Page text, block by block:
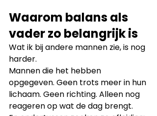
Waarom balans als
vader zo belangrijk is
Wat ik bij andere mannen zie, is nog
harder.
Mannen die het hebben
opgegeven. Geen trots meer in hun
lichaam. Geen richting. Alleen nog
reageren op wat de dag brengt.